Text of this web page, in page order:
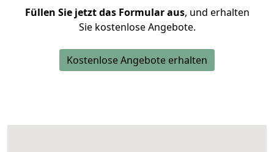
Füllen Sie jetzt das Formular aus, und erhalten
Sie kostenlose Angebote.
Kostenlose Angebote erhalten